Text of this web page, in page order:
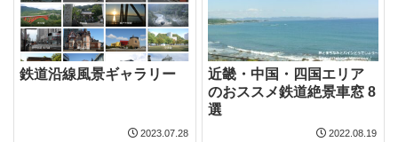
鉄道沿線風景ギャラリー
2023.07.28
近畿・中国・四国エリア
のおススメ鉄道絶景車窓 8
選
2022.08.19